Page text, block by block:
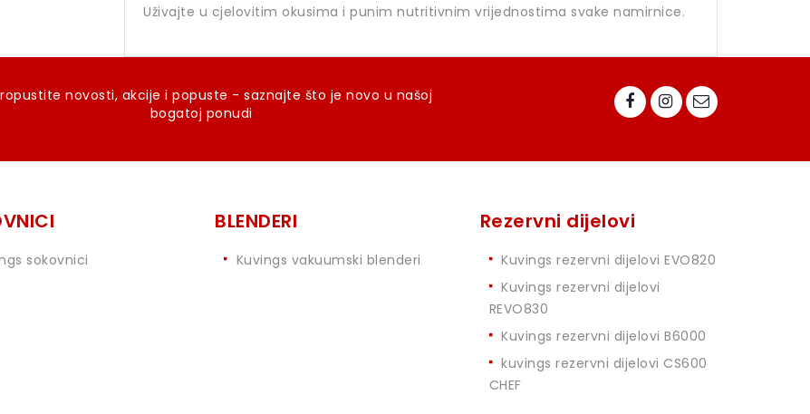
Uživajte u cjelovitim okusima i punim nutritivnim vrijednostima svake namirnice.
novosti, akcije i popuste - saznajte što je novo u našoj
bogatoj ponudi
sokovnici
BLENDERI
Kuvings vakuumski blenderi
Rezervni dijelovi
Kuvings rezervni dijelovi EVO820
Kuvings rezervni dijelovi
REVO830
Kuvings rezervni dijelovi B6000
kuvings rezervni dijelovi CS600
CHEF